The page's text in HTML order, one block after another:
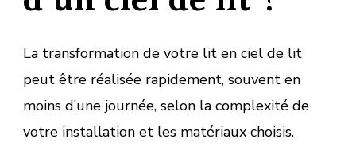
La transformation de votre lit en ciel de lit
peut être réalisée rapidement, souvent en
moins d’une journée, selon la complexité de
votre installation et les matériaux choisis.